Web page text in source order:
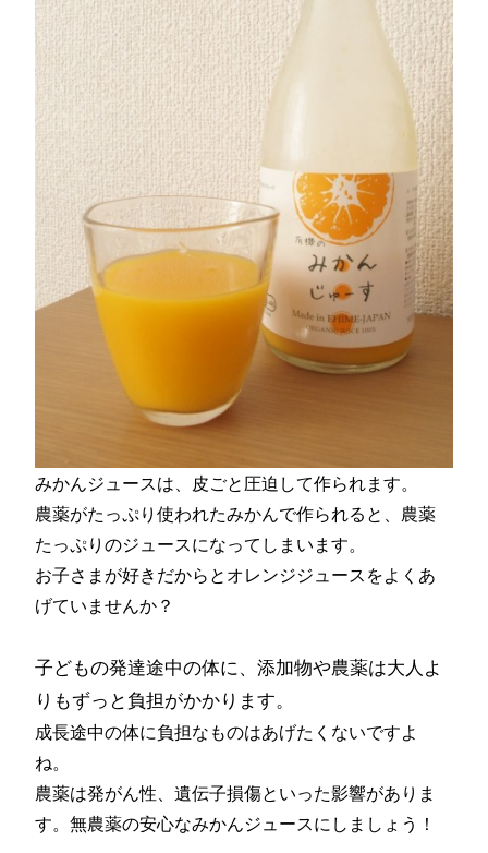
みかんジュースは、皮ごと圧迫して作られます。
農薬がたっぷり使われたみかんで作られると、農薬
たっぷりのジュースになってしまいます。
お子さまが好きだからとオレンジジュースをよくあ
げていませんか？
子どもの発達途中の体に、添加物や農薬は大人よ
りもずっと負担がかかります。
成長途中の体に負担なものはあげたくないですよ
ね。
農薬は発がん性、遺伝子損傷といった影響がありま
す。無農薬の安心なみかんジュースにしましょう！